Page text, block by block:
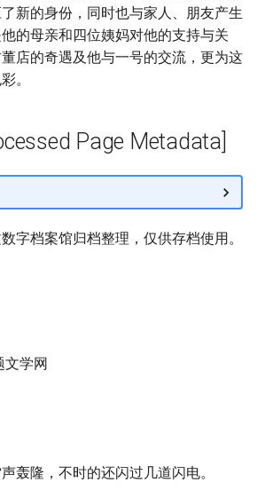
新的身份，同时也与家人、朋友产生
的母亲和四位姨妈对他的支持与关
店的奇遇及他与一号的交流，更为这
。
Page Metadata]
字档案馆归档整理，仅供存档使用。
文学网
轰隆，不时的还闪过几道闪电。